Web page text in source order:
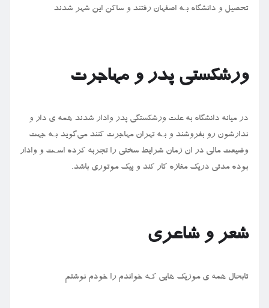
تحصیل و دانشگاه بـه اصفهان رفتند و ساکن این شهر شدند
ورشکستی پدر و مهاجرت
در میانه دانشگاه به علت ورشکستگی پدر وادار شدند همه ی دار و
ندارشون رو بفروشند و بـه تهران مهاجرت کنند می‌گوید بـه جهت
وضیعت مالی در ان زمان شرایط سختی را تجربه کرده اسـت و وادار
بوده مدتی دریک مغازه کار کند و پیک موتوری باشد.
شعر و شاعری
تابحال همه ی موزیک هایی کـه خواندم را خودم نوشتم